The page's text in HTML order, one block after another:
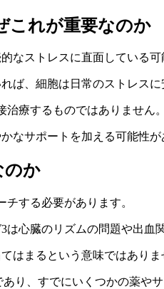
これが重要なのか
なストレスに直面している可
ば、細胞は日常のストレス
療するものではありません。
なサポートを加える可能性が
のか
する必要があります。
は心臓のリズムの問題や出血
はまるという意味ではありま
り、すでにいくつかの薬や